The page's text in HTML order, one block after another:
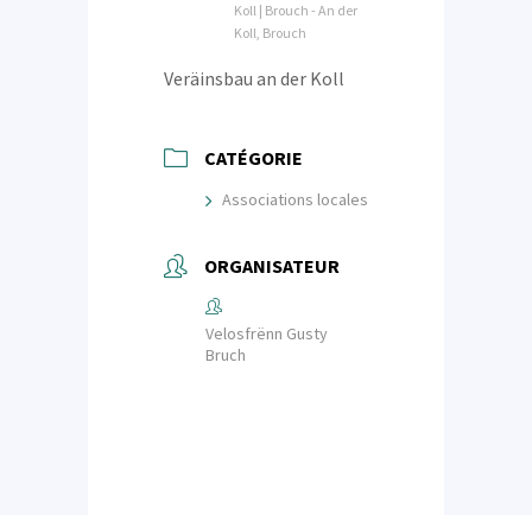
Koll | Brouch - An der
Koll, Brouch
Veräinsbau an der Koll
CATÉGORIE
Associations locales
ORGANISATEUR
Velosfrënn Gusty
Bruch